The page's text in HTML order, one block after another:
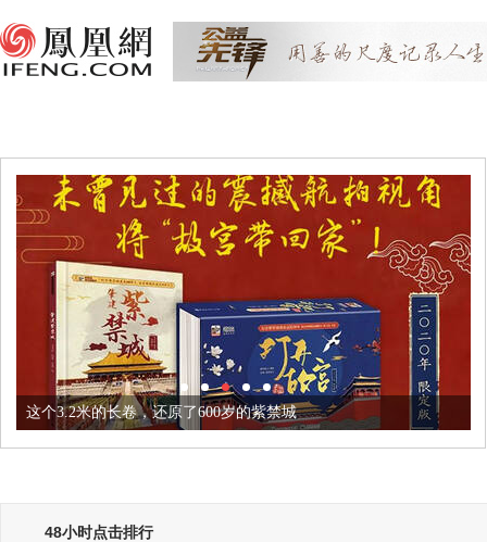
这个3.2米的长卷，还原了600岁的紫禁城
48小时点击排行